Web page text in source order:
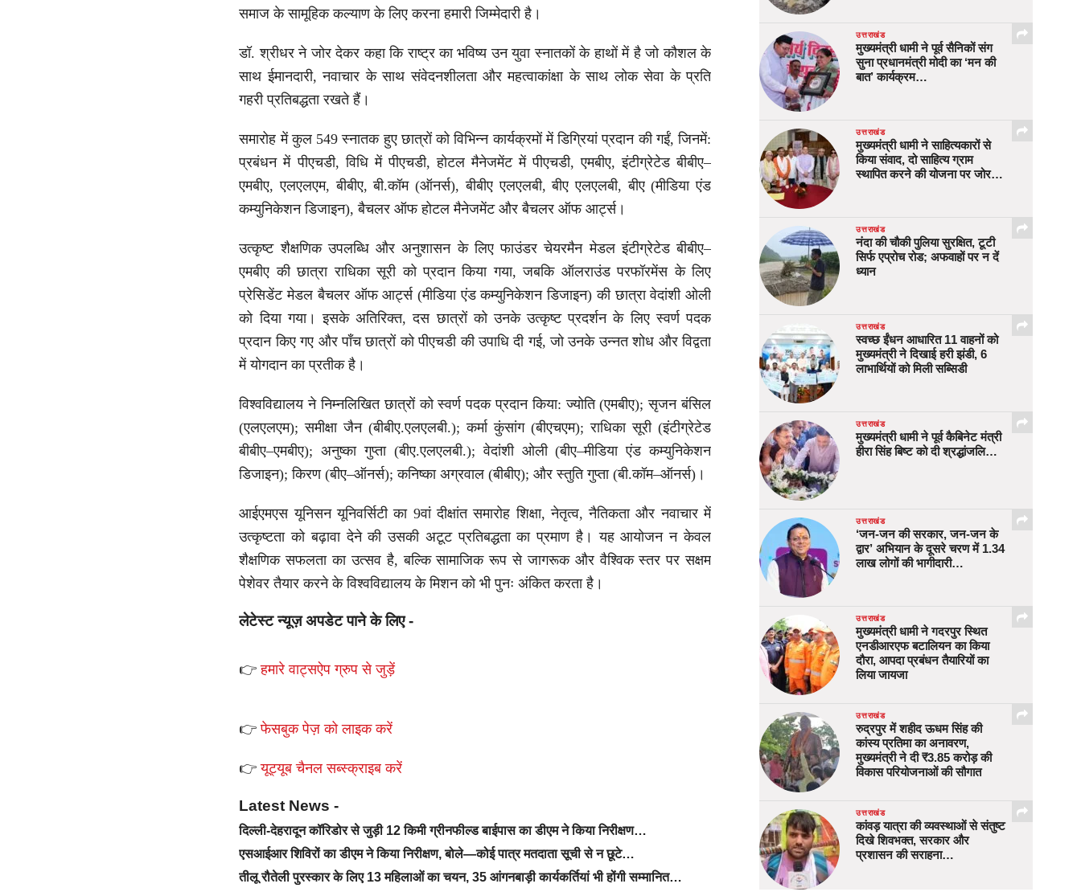
समाज के सामूहिक कल्याण के लिए करना हमारी जिम्मेदारी है।
डॉ. श्रीधर ने जोर देकर कहा कि राष्ट्र का भविष्य उन युवा स्नातकों के हाथों में है जो कौशल के
साथ ईमानदारी, नवाचार के साथ संवेदनशीलता और महत्वाकांक्षा के साथ लोक सेवा के प्रति
गहरी प्रतिबद्धता रखते हैं।
समारोह में कुल 549 स्नातक हुए छात्रों को विभिन्न कार्यक्रमों में डिग्रियां प्रदान की गईं, जिनमें:
प्रबंधन में पीएचडी, विधि में पीएचडी, होटल मैनेजमेंट में पीएचडी, एमबीए, इंटीग्रेटेड बीबीए–
एमबीए, एलएलएम, बीबीए, बी.कॉम (ऑनर्स), बीबीए एलएलबी, बीए एलएलबी, बीए (मीडिया एंड
कम्युनिकेशन डिजाइन), बैचलर ऑफ होटल मैनेजमेंट और बैचलर ऑफ आर्ट्स।
उत्कृष्ट शैक्षणिक उपलब्धि और अनुशासन के लिए फाउंडर चेयरमैन मेडल इंटीग्रेटेड बीबीए–
एमबीए की छात्रा राधिका सूरी को प्रदान किया गया, जबकि ऑलराउंड परफॉरमेंस के लिए
प्रेसिडेंट मेडल बैचलर ऑफ आर्ट्स (मीडिया एंड कम्युनिकेशन डिजाइन) की छात्रा वेदांशी ओली
को दिया गया। इसके अतिरिक्त, दस छात्रों को उनके उत्कृष्ट प्रदर्शन के लिए स्वर्ण पदक
प्रदान किए गए और पाँच छात्रों को पीएचडी की उपाधि दी गई, जो उनके उन्नत शोध और विद्वता
में योगदान का प्रतीक है।
विश्वविद्यालय ने निम्नलिखित छात्रों को स्वर्ण पदक प्रदान किया: ज्योति (एमबीए); सृजन बंसिल
(एलएलएम); समीक्षा जैन (बीबीए.एलएलबी.); कर्मा कुंसांग (बीएचएम); राधिका सूरी (इंटीग्रेटेड
बीबीए–एमबीए); अनुष्का गुप्ता (बीए.एलएलबी.); वेदांशी ओली (बीए–मीडिया एंड कम्युनिकेशन
डिजाइन); किरण (बीए–ऑनर्स); कनिष्का अग्रवाल (बीबीए); और स्तुति गुप्ता (बी.कॉम–ऑनर्स)।
आईएमएस यूनिसन यूनिवर्सिटी का 9वां दीक्षांत समारोह शिक्षा, नेतृत्व, नैतिकता और नवाचार में
उत्कृष्टता को बढ़ावा देने की उसकी अटूट प्रतिबद्धता का प्रमाण है। यह आयोजन न केवल
शैक्षणिक सफलता का उत्सव है, बल्कि सामाजिक रूप से जागरूक और वैश्विक स्तर पर सक्षम
पेशेवर तैयार करने के विश्वविद्यालय के मिशन को भी पुनः अंकित करता है।
लेटेस्ट न्यूज़ अपडेट पाने के लिए -
👉हमारे वाट्सऐप ग्रुप से जुड़ें
👉फेसबुक पेज़ को लाइक करें
👉यूट्यूब चैनल सब्स्क्राइब करें
Latest News -
दिल्ली-देहरादून कॉरिडोर से जुड़ी 12 किमी ग्रीनफील्ड बाईपास का डीएम ने किया निरीक्षण…
एसआईआर शिविरों का डीएम ने किया निरीक्षण, बोले—कोई पात्र मतदाता सूची से न छूटे…
तीलू रौतेली पुरस्कार के लिए 13 महिलाओं का चयन, 35 आंगनबाड़ी कार्यकर्तियां भी होंगी सम्मानित…
उत्तराखंड
मुख्यमंत्री धामी ने पूर्व सैनिकों संग
सुना प्रधानमंत्री मोदी का ‘मन की
बात’ कार्यक्रम…
उत्तराखंड
मुख्यमंत्री धामी ने साहित्यकारों से
किया संवाद, दो साहित्य ग्राम
स्थापित करने की योजना पर जोर…
उत्तराखंड
नंदा की चौकी पुलिया सुरक्षित, टूटी
सिर्फ एप्रोच रोड; अफवाहों पर न दें
ध्यान
उत्तराखंड
स्वच्छ ईंधन आधारित 11 वाहनों को
मुख्यमंत्री ने दिखाई हरी झंडी, 6
लाभार्थियों को मिली सब्सिडी
उत्तराखंड
मुख्यमंत्री धामी ने पूर्व कैबिनेट मंत्री
हीरा सिंह बिष्ट को दी श्रद्धांजलि…
उत्तराखंड
‘जन-जन की सरकार, जन-जन के
द्वार’ अभियान के दूसरे चरण में 1.34
लाख लोगों की भागीदारी…
उत्तराखंड
मुख्यमंत्री धामी ने गदरपुर स्थित
एनडीआरएफ बटालियन का किया
दौरा, आपदा प्रबंधन तैयारियों का
लिया जायजा
उत्तराखंड
रुद्रपुर में शहीद ऊधम सिंह की
कांस्य प्रतिमा का अनावरण,
मुख्यमंत्री ने दी ₹3.85 करोड़ की
विकास परियोजनाओं की सौगात
उत्तराखंड
कांवड़ यात्रा की व्यवस्थाओं से संतुष्ट
दिखे शिवभक्त, सरकार और
प्रशासन की सराहना…